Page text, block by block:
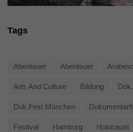
Tags
Abenteuer Abenteuer
Arts And Culture Bildung
Dok.fest München
Festival Hamburg Holocaust